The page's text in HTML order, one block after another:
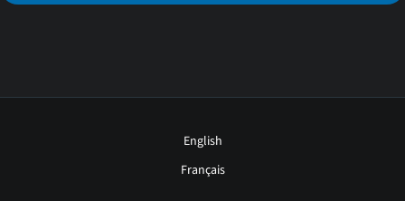
English
Français